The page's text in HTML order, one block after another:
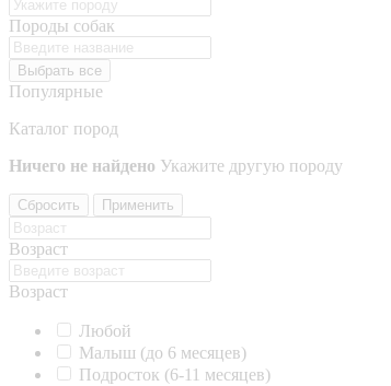
Породы собак
Выбрать все
Популярные
Каталог пород
Ничего не найдено Укажите другую породу
Сбросить Применить
Возраст
Возраст
Любой
Малыш (до 6 месяцев)
Подросток (6-11 месяцев)